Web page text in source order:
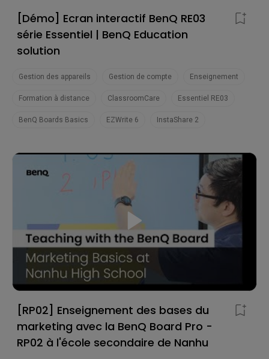
[Démo] Ecran interactif BenQ RE03
série Essentiel | BenQ Education
solution
Gestion des appareils Gestion de compte Enseignement
Formation à distance ClassroomCare Essentiel RE03
BenQ Boards Basics EZWrite 6 InstaShare 2
Formateur
[RP02] Enseignement des bases du
marketing avec la BenQ Board Pro -
RP02 à l'école secondaire de Nanhu